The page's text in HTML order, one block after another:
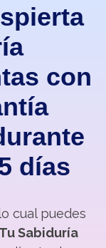
con
días
cual puedes
Sabiduría